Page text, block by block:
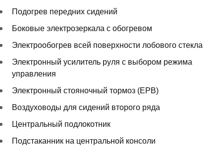
Подогрев передних сидений
Боковые электрозеркала с обогревом
Электрообогрев всей поверхности лобового стекла
Электронный усилитель руля с выбором режима
управления
Электронный стояночный тормоз (EPB)
Воздуховоды для сидений второго ряда
Центральный подлокотник
Подстаканник на центральной консоли